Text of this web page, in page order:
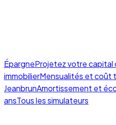
ÉpargneProjetez votre capital
immobilierMensualités et coût
JeanbrunAmortissement et
ansTous les simulateurs